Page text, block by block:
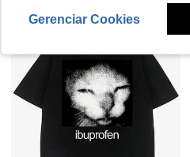
Gerenciar Cookies